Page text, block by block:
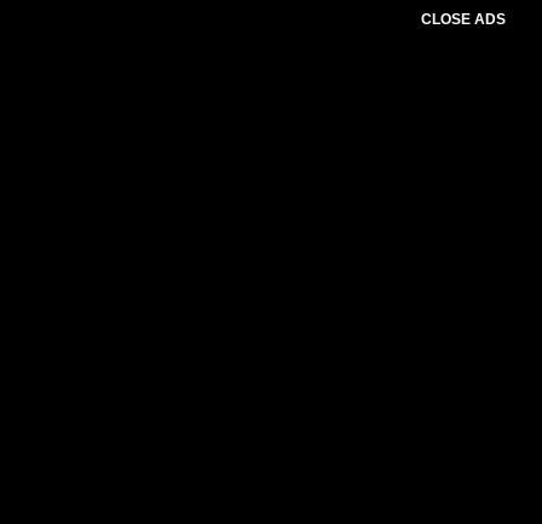
CLOSE ADS